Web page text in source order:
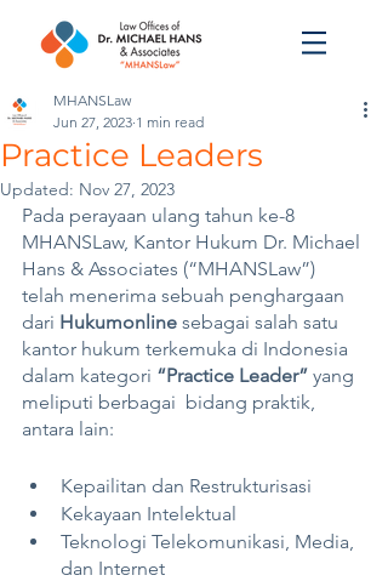
Practice Leaders
MHANSLaw
Jun 27, 2023 1 min read
Updated: Nov 27, 2023
Pada perayaan ulang tahun ke-8
MHANSLaw, Kantor Hukum Dr. Michael
Hans & Associates (“MHANSLaw”)
telah menerima sebuah penghargaan
dari Hukumonline sebagai salah satu
kantor hukum terkemuka di Indonesia
dalam kategori “Practice Leader” yang
meliputi berbagai  bidang praktik,
antara lain:
Kepailitan dan Restrukturisasi
Kekayaan Intelektual
Teknologi Telekomunikasi, Media,
dan Internet